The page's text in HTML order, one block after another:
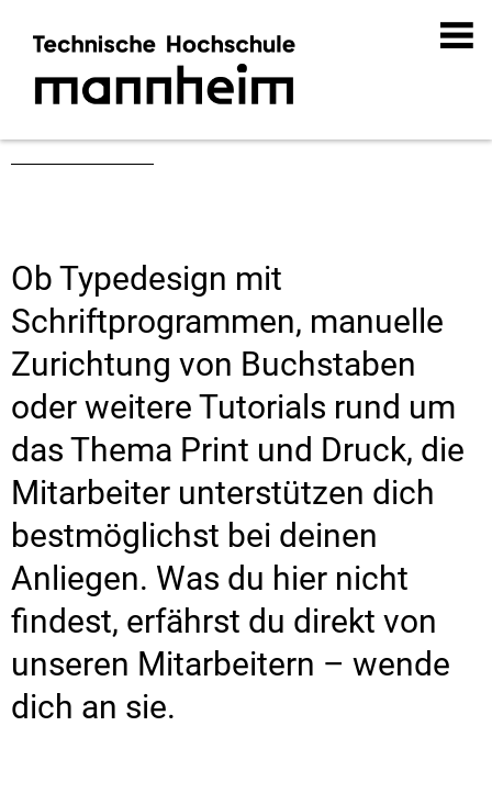
Ob Typedesign mit
Schriftprogrammen, manuelle
Zurichtung von Buchstaben
oder weitere Tutorials rund um
das Thema Print und Druck, die
Mitarbeiter unterstützen dich
bestmöglichst bei deinen
Anliegen. Was du hier nicht
findest, erfährst du direkt von
unseren Mitarbeitern – wende
dich an sie.